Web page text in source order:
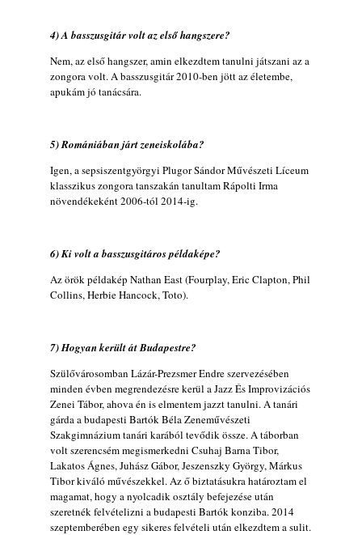
2026. augusztus 02.
A 21. században meghalt magyar jazz
Exkluzív interjú Bóna Lászlóval
2026. augusztus 01.
2026-os jazzfesztiválok, amelyekről én is
tudok… 18. rész: Zempléni Fesztivál
„Still Warm”
2026. augusztus 01.
Florian Ross
Vér, tornádó és jazz – megjelent a Daveform
Quintet és Kurt Rosenwinkel közös
lemezének új előfutára, a Sharknado
2026. július 31.
A Grencsoport Lewis Jordan-nel a
Meseházban
2026. július 31.
A JÜ a Meseházban
4) A basszusgitár volt az első hangszere?
Nem, az első hangszer, amin elkezdtem tanulni játszani az a
zongora volt. A basszusgitár 2010-ben jött az életembe,
apukám jó tanácsára.
5) Romániában járt zeneiskolába?
Igen, a sepsiszentgyörgyi Plugor Sándor Művészeti Líceum
klasszikus zongora tanszakán tanultam Rápolti Irma
növendékeként 2006-tól 2014-ig.
6) Ki volt a basszusgitáros példaképe?
Az örök példakép Nathan East (Fourplay, Eric Clapton, Phil
Collins, Herbie Hancock, Toto).
7) Hogyan került át Budapestre?
Szülővárosomban Lázár-Prezsmer Endre szervezésében
minden évben megrendezésre kerül a Jazz És Improvizációs
Zenei Tábor, ahova én is elmentem jazzt tanulni. A tanári
gárda a budapesti Bartók Béla Zeneművészeti
Szakgimnázium tanári karából tevődik össze. A táborban
volt szerencsém megismerkedni Csuhaj Barna Tibor,
Lakatos Ágnes, Juhász Gábor, Jeszenszky György, Márkus
Tibor kiváló művészekkel. Az ő biztatásukra határoztam el
magamat, hogy a nyolcadik osztály befejezése után
szeretnék felvételizni a budapesti Bartók konziba. 2014
szeptemberében egy sikeres felvételi után elkezdtem a sulit.